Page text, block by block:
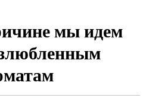
мы идем